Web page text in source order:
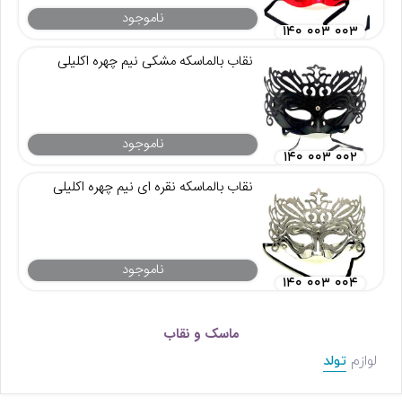
ناموجود
۱۴۰ ۰۰۳ ۰۰۳
نقاب بالماسکه مشکی نیم چهره اکلیلی
ناموجود
۱۴۰ ۰۰۳ ۰۰۲
نقاب بالماسکه نقره ای نیم چهره اکلیلی
ناموجود
۱۴۰ ۰۰۳ ۰۰۴
ماسک و نقاب
لوازمتولد